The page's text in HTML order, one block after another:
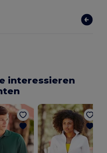
interessieren